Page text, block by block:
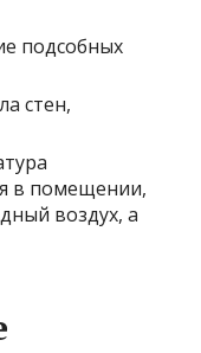
подсобных
стен,
в помещении,
воздух, а